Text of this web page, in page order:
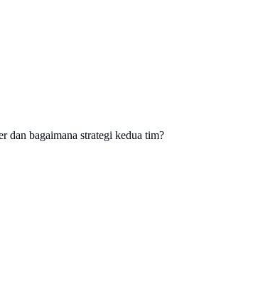
dan bagaimana strategi kedua tim?